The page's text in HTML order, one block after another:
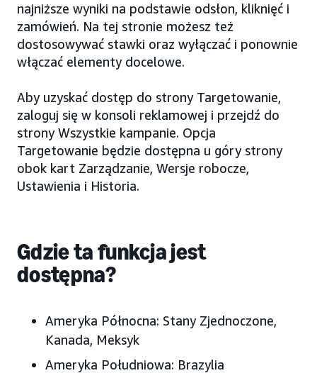
najniższe wyniki na podstawie odsłon, kliknięć i
zamówień. Na tej stronie możesz też
dostosowywać stawki oraz wyłączać i ponownie
włączać elementy docelowe.
Aby uzyskać dostęp do strony Targetowanie,
zaloguj się w konsoli reklamowej i przejdź do
strony Wszystkie kampanie. Opcja
Targetowanie będzie dostępna u góry strony
obok kart Zarządzanie, Wersje robocze,
Ustawienia i Historia.
Gdzie ta funkcja jest
dostępna?
Ameryka Północna: Stany Zjednoczone,
Kanada, Meksyk
Ameryka Południowa: Brazylia